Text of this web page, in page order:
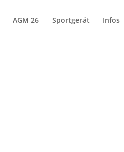
AGM 26 Sportgerät Infos